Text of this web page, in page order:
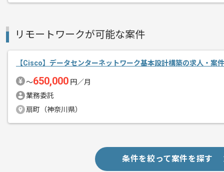
リモートワークが可能な案件
【Cisco】データセンターネットワーク基本設計構築の求人・案件
〜650,000 円／月
業務委託
扇町（神奈川県）
条件を絞って案件を探す